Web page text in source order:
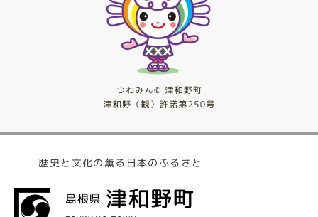
歴史と文化の薫る日本のふるさと